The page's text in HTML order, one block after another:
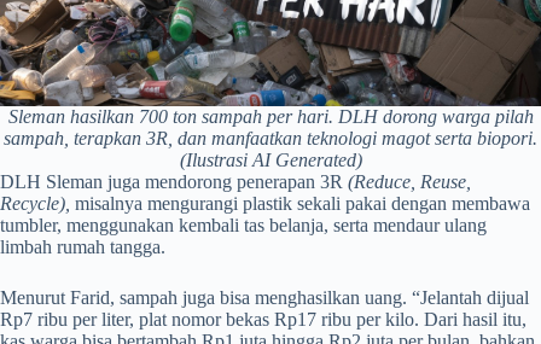
Sleman hasilkan 700 ton sampah per hari. DLH dorong warga pilah
sampah, terapkan 3R, dan manfaatkan teknologi magot serta biopori.
(Ilustrasi AI Generated)
DLH Sleman juga mendorong penerapan 3R (Reduce, Reuse,
Recycle), misalnya mengurangi plastik sekali pakai dengan membawa
tumbler, menggunakan kembali tas belanja, serta mendaur ulang
limbah rumah tangga.
Menurut Farid, sampah juga bisa menghasilkan uang. “Jelantah dijual
Rp7 ribu per liter, plat nomor bekas Rp17 ribu per kilo. Dari hasil itu,